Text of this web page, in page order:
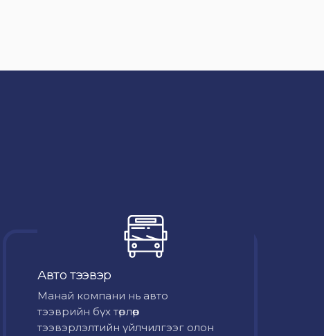
Авто тээвэр
Mанай компани нь авто
тээврийн бүх төрлөөр
тээвэрлэлтийн үйлчилгээг олон